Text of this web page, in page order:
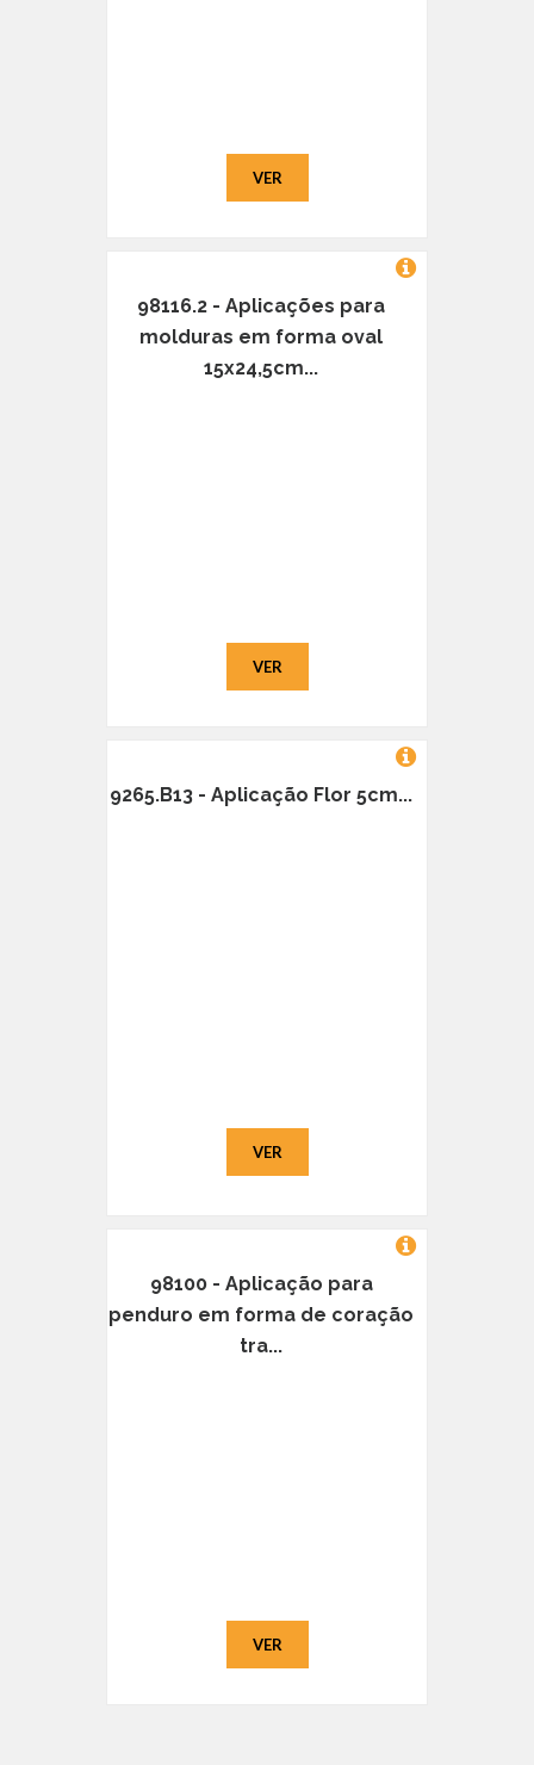
VER
98116.2 - Aplicações para
molduras em forma oval
15x24,5cm...
VER
9265.B13 - Aplicação Flor 5cm...
VER
98100 - Aplicação para
penduro em forma de coração
tra...
VER